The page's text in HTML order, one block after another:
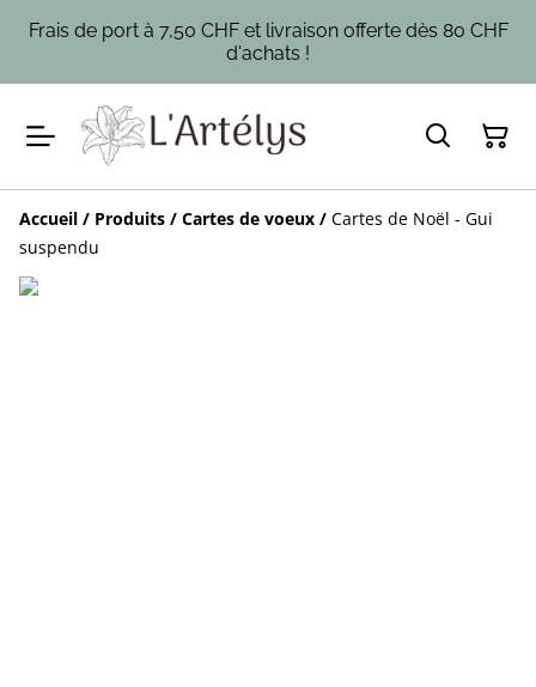
Frais de port à 7,50 CHF et livraison offerte dès 80 CHF
d'achats !
Accueil / Produits / Cartes de voeux / Cartes de Noël - Gui
suspendu